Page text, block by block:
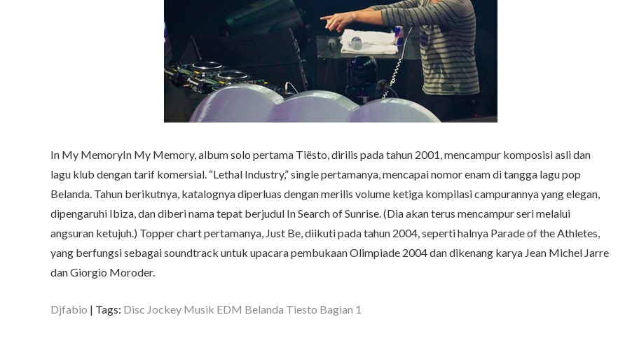
In My MemoryIn My Memory, album solo pertama Tiësto, dirilis pada tahun 2001, mencampur komposisi asli dan
lagu klub dengan tarif komersial. “Lethal Industry,” single pertamanya, mencapai nomor enam di tangga lagu pop
Belanda. Tahun berikutnya, katalognya diperluas dengan merilis volume ketiga kompilasi campurannya yang elegan,
dipengaruhi Ibiza, dan diberi nama tepat berjudul In Search of Sunrise. (Dia akan terus mencampur seri melalui
angsuran ketujuh.) Topper chart pertamanya, Just Be, diikuti pada tahun 2004, seperti halnya Parade of the Athletes,
yang berfungsi sebagai soundtrack untuk upacara pembukaan Olimpiade 2004 dan dikenang karya Jean Michel Jarre
dan Giorgio Moroder.
Djfabio Tags: Disc Jockey Musik EDM Belanda Tiesto Bagian 1